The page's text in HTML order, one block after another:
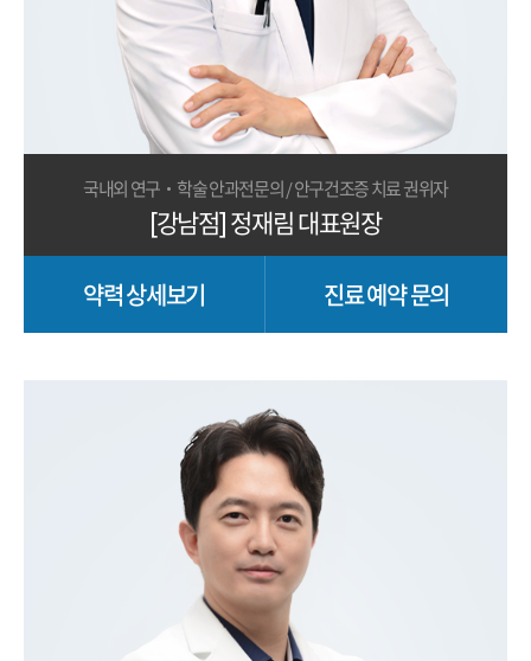
국내외 연구·학술 안과전문의 / 안구건조증 치료 권위자
[강남점] 정재림 대표원장
약력 상세보기 진료 예약 문의